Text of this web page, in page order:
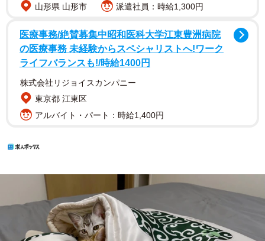
山形県 山形市
派遣社員：時給1,300円
医療事務/絶賛募集中昭和医科大学江東豊洲病院
の医療事務 未経験からスペシャリストへ!ワーク
ライフバランスも!/時給1400円
株式会社リジョイスカンパニー
東京都 江東区
アルバイト・パート：時給1,400円